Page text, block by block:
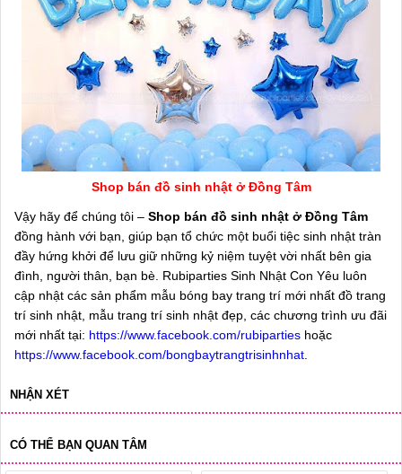
Shop bán đồ sinh nhật ở Đồng Tâm
Vậy hãy để chúng tôi – Shop bán đồ sinh nhật ở Đồng Tâm
đồng hành với bạn, giúp bạn tổ chức một buổi tiệc sinh nhật tràn
đầy hứng khởi để lưu giữ những kỷ niệm tuyệt vời nhất bên gia
đình, người thân, bạn bè. Rubiparties Sinh Nhật Con Yêu luôn
cập nhật các sản phẩm mẫu bóng bay trang trí mới nhất đồ trang
trí sinh nhật, mẫu trang trí sinh nhật đẹp, các chương trình ưu đãi
mới nhất tại: https://www.facebook.com/rubiparties hoặc
https://www.facebook.com/bongbaytrangtrisinhnhat
NHẬN XÉT
CÓ THỂ BẠN QUAN TÂM